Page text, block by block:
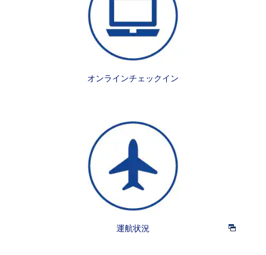
オンラインチェックイン
運航状況